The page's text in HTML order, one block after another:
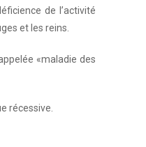
de l’activité
et les reins.
«maladie des
récessive.